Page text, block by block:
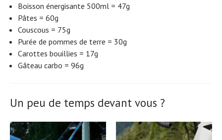
Boisson énergisante 500ml = 47g
Pâtes = 60g
Couscous = 75g
Purée de pommes de terre = 30g
Carottes bouillies = 17g
Gâteau carbo = 96g
Un peu de temps devant vous ?